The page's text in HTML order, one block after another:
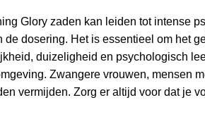
Glory zaden kan leiden tot intense
de dosering. Het is essentieel om het
duizeligheid en psychologisch
Zwangere vrouwen, mensen
vermijden. Zorg er altijd voor dat je